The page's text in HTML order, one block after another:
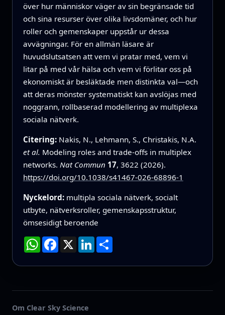
över hur människor väger av sin begränsade tid
och sina resurser över olika livsdomäner, och hur
roller och gemenskaper uppstår ur dessa
avvägningar. För en allmän läsare är
huvudslutsatsen att vem vi pratar med, vem vi
litar på med vår hälsa och vem vi förlitar oss på
ekonomiskt är besläktade men distinkta val—och
att deras mönster systematiskt kan avslöjas med
noggrann, rollbaserad modellering av multiplexa
sociala nätverk.
Citering: Nakis, N., Lehmann, S., Christakis, N.A.
et al. Modeling roles and trade-offs in multiplex
networks. Nat Commun 17, 3622 (2026).
https://doi.org/10.1038/s41467-026-68896-1
Nyckelord: multipla sociala nätverk, socialt
utbyte, nätverksroller, gemenskapsstruktur,
ömsesidigt beroende
WhatsApp
Facebook
X LinkedIn
Dela
Om Clear Sky Science